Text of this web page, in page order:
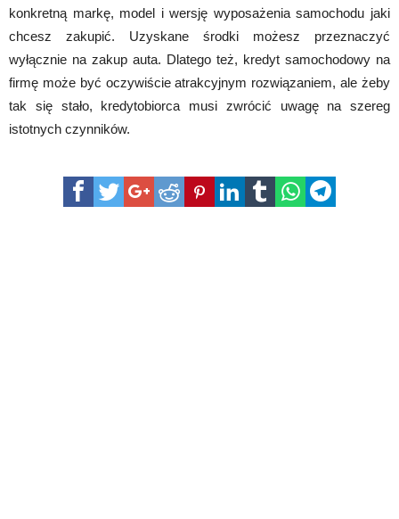
konkretną markę, model i wersję wyposażenia samochodu jaki
chcesz zakupić. Uzyskane środki możesz przeznaczyć
wyłącznie na zakup auta. Dlatego też, kredyt samochodowy na
firmę może być oczywiście atrakcyjnym rozwiązaniem, ale żeby
tak się stało, kredytobiorca musi zwrócić uwagę na szereg
istotnych czynników.